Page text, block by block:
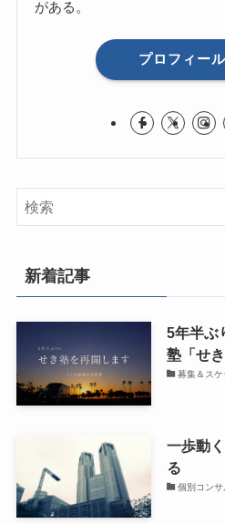
がある。
プロフィー
新着記事
5年半ぶ
塾「せ
募集＆ス
一歩動
る
個別コン